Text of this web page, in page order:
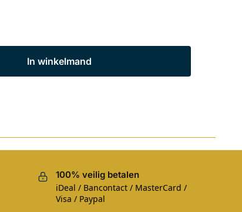
In winkelmand
100% veilig betalen
iDeal / Bancontact / MasterCard /
Visa / Paypal